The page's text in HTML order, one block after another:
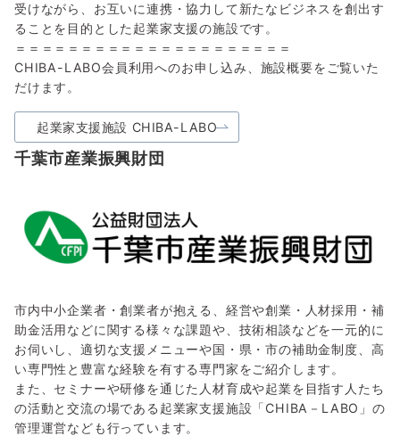
受けながら、お互いに連携・協力して新たなビジネスを創出す
ることを目的とした起業家支援の施設です。
＝＝＝＝＝＝＝＝＝＝＝＝＝＝＝＝＝＝＝＝＝
CHIBA-LABO会員利用へのお申し込み、施設概要をご覧いた
だけます。
起業家支援施設 CHIBA-LABO
千葉市産業振興財団
市内中小企業者・創業者が抱える、経営や創業・人材採用・補
助金活用などに関する様々な課題や、技術相談などを一元的に
お伺いし、適切な支援メニューや国・県・市の補助金制度、高
い専門性と豊富な経験を有する専門家をご紹介します。
また、セミナーや研修を通じた人材育成や起業を目指す人たち
の活動と交流の場である起業家支援施設「CHIBA－LABO」の
管理運営なども行っています。